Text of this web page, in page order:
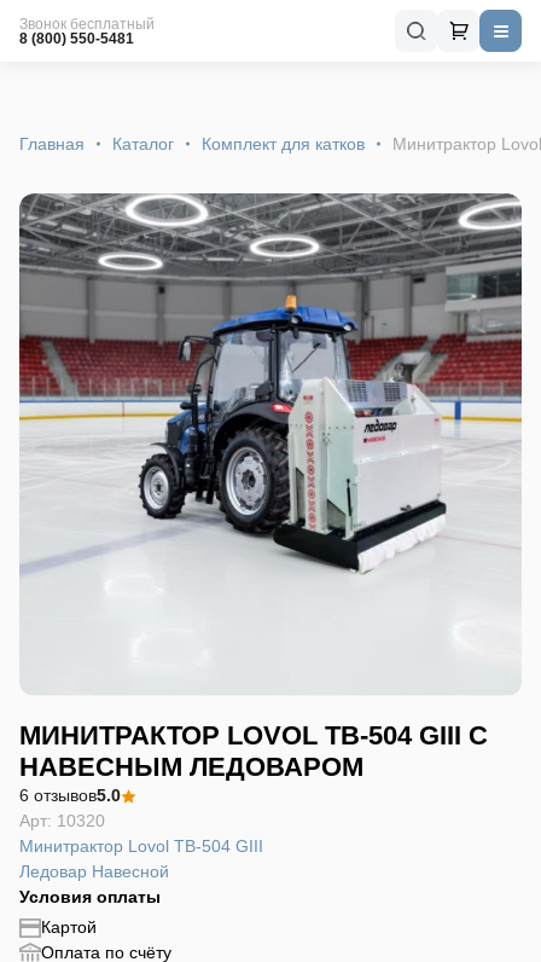
Звонок бесплатный
8 (800) 550-5481
Главная Каталог Комплект для катков Минитрактор
МИНИТРАКТОР LOVOL TB-504 GIII С
НАВЕСНЫМ ЛЕДОВАРОМ
6 отзывов5.0
Арт: 10320
Минитрактор Lovol TB-504 GIII
Ледовар Навесной
Условия оплаты
Картой
Оплата по счёту